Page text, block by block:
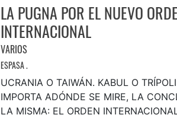
LA PUGNA POR EL NUEVO
INTERNACIONAL
VARIOS
ESPASA .
UCRANIA O TAIWÁN. KABUL O
IMPORTA ADÓNDE SE MIRE, LA
LA MISMA: EL ORDEN